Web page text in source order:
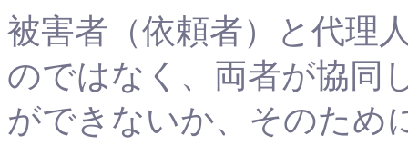
被害者（依頼者）と代理
のではなく、両者が協同
ができないか、そのため